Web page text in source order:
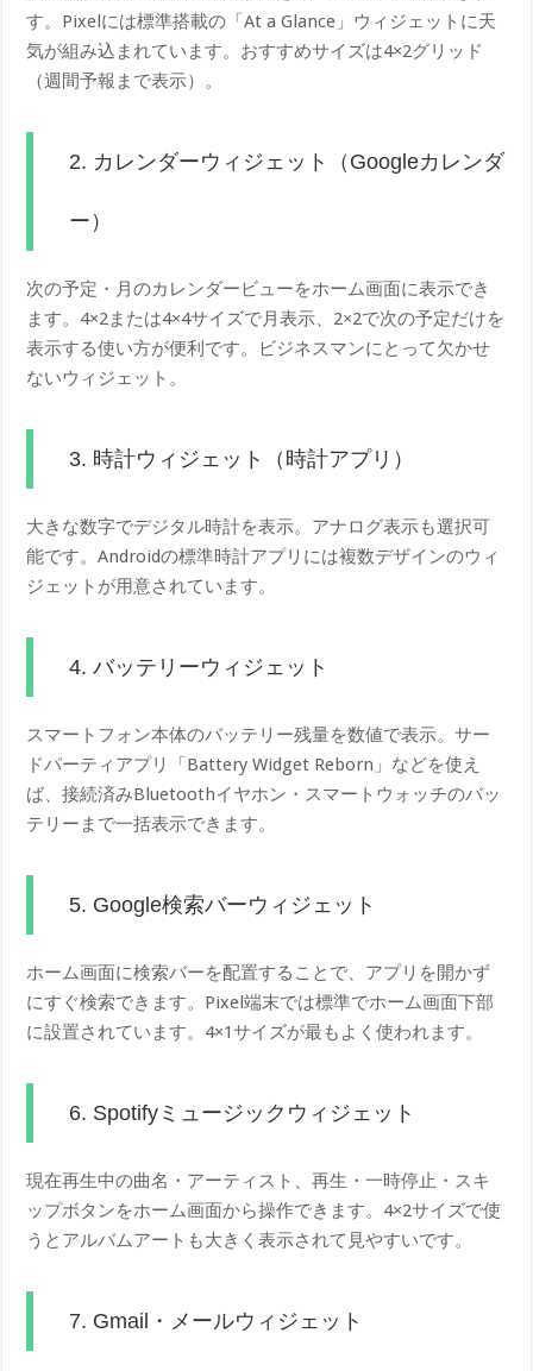
す。Pixelには標準搭載の「At a Glance」ウィジェットに天
気が組み込まれています。おすすめサイズは4×2グリッド
（週間予報まで表示）。
2. カレンダーウィジェット（Googleカレンダ
ー）
次の予定・月のカレンダービューをホーム画面に表示でき
ます。4×2または4×4サイズで月表示、2×2で次の予定だけを
表示する使い方が便利です。ビジネスマンにとって欠かせ
ないウィジェット。
3. 時計ウィジェット（時計アプリ）
大きな数字でデジタル時計を表示。アナログ表示も選択可
能です。Androidの標準時計アプリには複数デザインのウィ
ジェットが用意されています。
4. バッテリーウィジェット
スマートフォン本体のバッテリー残量を数値で表示。サー
ドパーティアプリ「Battery Widget Reborn」などを使え
ば、接続済みBluetoothイヤホン・スマートウォッチのバッ
テリーまで一括表示できます。
5. Google検索バーウィジェット
ホーム画面に検索バーを配置することで、アプリを開かず
にすぐ検索できます。Pixel端末では標準でホーム画面下部
に設置されています。4×1サイズが最もよく使われます。
6. Spotifyミュージックウィジェット
現在再生中の曲名・アーティスト、再生・一時停止・スキ
ップボタンをホーム画面から操作できます。4×2サイズで使
うとアルバムアートも大きく表示されて見やすいです。
7. Gmail・メールウィジェット